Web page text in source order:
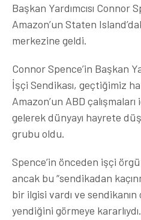
Başkan Yardımcısı Connor
Amazon’un Staten
merkezine geldi.
Connor Spence’in Başkan
İşçi Sendikası, geçtiğimiz
Amazon’un ABD
gelerek dünyayı hayrete
grubu oldu.
Spence’in önceden işçi
ancak bu “sendikadan
bir ilgisi vardı ve
yendiğini görmeye